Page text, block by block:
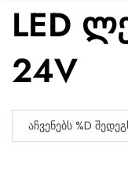
LED
24V
ᲐᲩᲕᲔᲜᲔᲑᲡ %D